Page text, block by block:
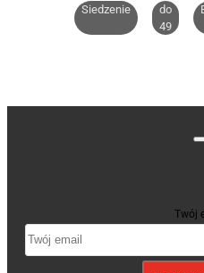
Siedzenie
do
49
Twój